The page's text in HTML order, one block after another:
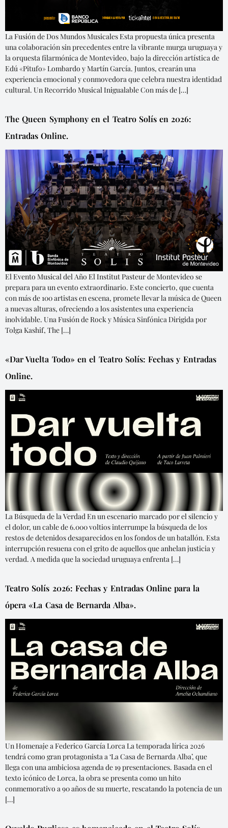
La Fusión de Dos Mundos Musicales Esta propuesta única presenta
una colaboración sin precedentes entre la vibrante murga uruguaya y
la orquesta filarmónica de Montevideo, bajo la dirección artística de
Edú «Pitufo» Lombardo y Martín García. Juntos, crearán una
experiencia emocional y conmovedora que celebra nuestra identidad
cultural. Un Recorrido Musical Inigualable Con más de […]
The Queen Symphony en el Teatro Solís en 2026:
Entradas Online.
El Evento Musical del Año El Institut Pasteur de Montevideo se
prepara para un evento extraordinario. Este concierto, que cuenta
con más de 100 artistas en escena, promete llevar la música de Queen
a nuevas alturas, ofreciendo a los asistentes una experiencia
inolvidable. Una Fusión de Rock y Música Sinfónica Dirigida por
Tolga Kashif, The […]
«Dar Vuelta Todo» en el Teatro Solís: Fechas y Entradas
Online.
La Búsqueda de la Verdad En un escenario marcado por el silencio y
el dolor, un cable de 6.000 voltios interrumpe la búsqueda de los
restos de detenidos desaparecidos en los fondos de un batallón. Esta
interrupción resuena con el grito de aquellos que anhelan justicia y
verdad. A medida que la sociedad uruguaya enfrenta […]
Teatro Solís 2026: Fechas y Entradas Online para la
ópera «La Casa de Bernarda Alba».
Un Homenaje a Federico García Lorca La temporada lírica 2026
tendrá como gran protagonista a ‘La Casa de Bernarda Alba’, que
llega con una ambiciosa agenda de 19 presentaciones. Basada en el
texto icónico de Lorca, la obra se presenta como un hito
conmemorativo a 90 años de su muerte, rescatando la potencia de un
[…]